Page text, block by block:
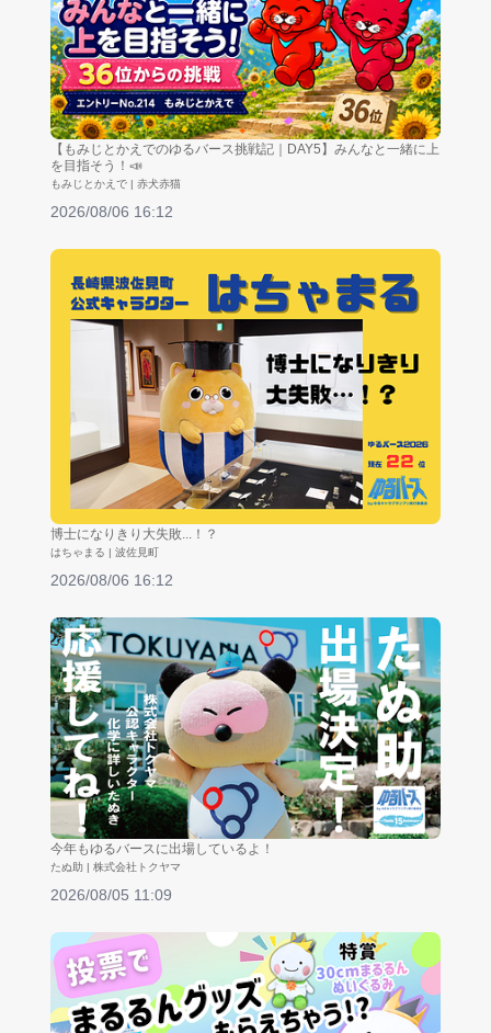
【もみじとかえでのゆるバース挑戦記｜DAY5】みんなと一緒に上
を目指そう！📣
もみじとかえで | 赤犬赤猫
2026/08/06 16:12
博士になりきり大失敗...！？
はちゃまる | 波佐見町
2026/08/06 16:12
今年もゆるバースに出場しているよ！
たぬ助 | 株式会社トクヤマ
2026/08/05 11:09